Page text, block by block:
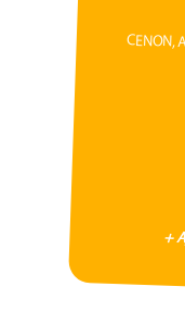
CENON,
+